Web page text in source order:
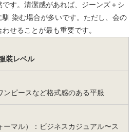
す。清潔感があれば、ジーンズ＋シ
染む場合が多いです。ただし、会の
せることが最も重要です。
装レベル
ンピースなど格式感のある平服
ーマル）：ビジネスカジュアル〜ス